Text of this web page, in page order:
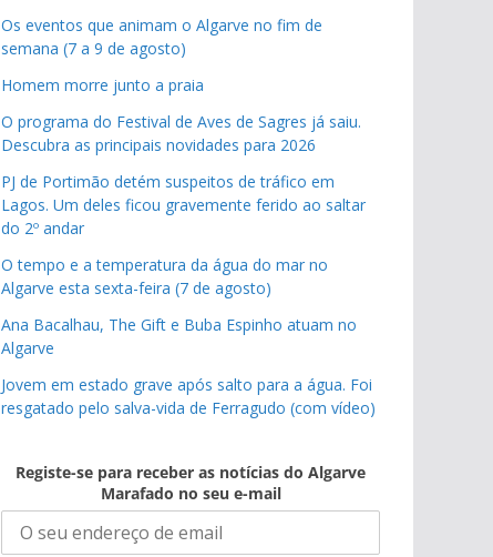
Os eventos que animam o Algarve no fim de
semana (7 a 9 de agosto)
Homem morre junto a praia
O programa do Festival de Aves de Sagres já saiu.
Descubra as principais novidades para 2026
PJ de Portimão detém suspeitos de tráfico em
Lagos. Um deles ficou gravemente ferido ao saltar
do 2º andar
O tempo e a temperatura da água do mar no
Algarve esta sexta-feira (7 de agosto)
Ana Bacalhau, The Gift e Buba Espinho atuam no
Algarve
Jovem em estado grave após salto para a água. Foi
resgatado pelo salva-vida de Ferragudo (com vídeo)
Registe-se para receber as notícias do Algarve
Marafado no seu e-mail